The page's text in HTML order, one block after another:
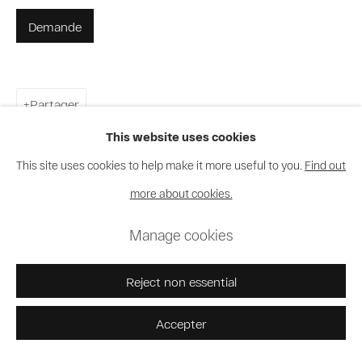
This website uses cookies
This site uses cookies to help make it more useful to you. Find out
more about cookies.
Manage cookies
Reject non essential
Accepter
Demande
Partager